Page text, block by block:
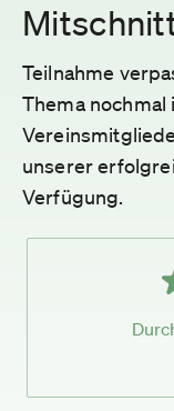
Teilnahme
Thema
unserer
Verfügung.